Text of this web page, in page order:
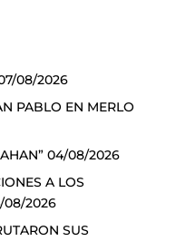
08/2026
PABLO EN MERLO
04/08/2026
A LOS
08/2026
SUS